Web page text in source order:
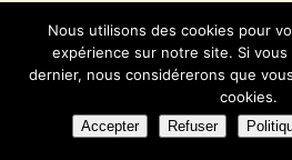
Nous utilisons des cookies pour
expérience sur notre site. Si
dernier, nous considérerons que
cookies.
Accepter Refuser